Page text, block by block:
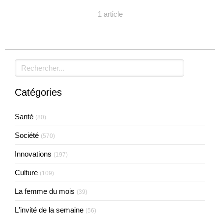
1 article
Rechercher
Catégories
Santé (80)
Société (570)
Innovations (197)
Culture (109)
La femme du mois (39)
L'invité de la semaine (56)